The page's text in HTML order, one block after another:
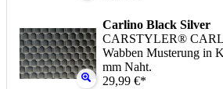
Carlino Black Silver
CARSTYLER®
Wabben Musterung in
mm Naht.
29,99 €*